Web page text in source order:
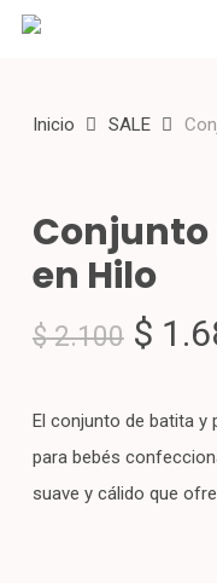
Skip
content
Inicio SALE
en Hilo
$2.100 El
era:
$
$
El conjunto de batita y
para bebés
suave y cálido que